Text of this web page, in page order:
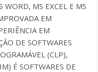
WORD, MS EXCEL E MS
EM
EM
DE SOFTWARES
(CLP),
É SOFTWARES DE